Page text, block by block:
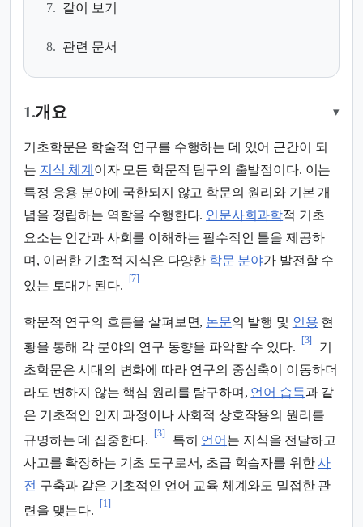
7. 같이 보기
8. 관련 문서
1.개요 ▾
기초학문은 학술적 연구를 수행하는 데 있어 근간이 되
는 지식 체계 이자 모든 학문적 탐구의 출발점이다. 이는
특정 응용 분야에 국한되지 않고 학문의 원리와 기본 개
념을 정립하는 역할을 수행한다. 인문사회과학적 기초
요소는 인간과 사회를 이해하는 필수적인 틀을 제공하
며, 이러한 기초적 지식은 다양한 학문 분야가 발전할 수
있는 토대가 된다.
[7]
학문적 연구의 흐름을 살펴보면, 논문의 발행 및 인용 현
황을 통해 각 분야의 연구 동향을 파악할 수 있다.
[3]
기
초학문은 시대의 변화에 따라 연구의 중심축이 이동하더
라도 변하지 않는 핵심 원리를 탐구하며, 언어 습득과 같
은 기초적인 인지 과정이나 사회적 상호작용의 원리를
규명하는 데 집중한다.
[3]
특히 언어 는 지식을 전달하고
사고를 확장하는 기초 도구로서, 초급 학습자를 위한사
전 구축과 같은 기초적인 언어 교육 체계와도 밀접한 관
련을 맺는다.
[1]